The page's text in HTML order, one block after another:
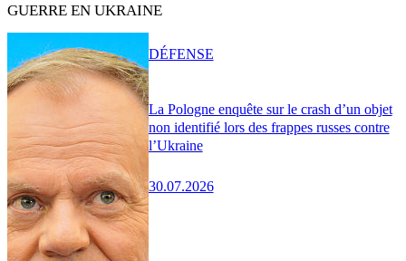
GUERRE EN UKRAINE
La Pologne enquête sur le crash d’un objet
non identifié lors des frappes russes contre
l’Ukraine
30.07.2026
DÉFENSE